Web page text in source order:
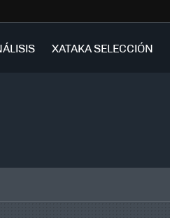
XATAKA SELECCIÓN